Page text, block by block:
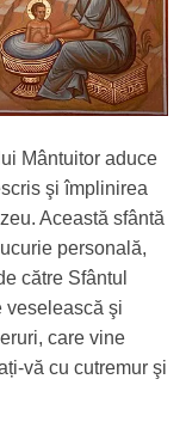
Mântuitor aduce
şi împlinirea
Această sfântă
personală,
către Sfântul
veselească şi
care vine
vă cu cutremur şi